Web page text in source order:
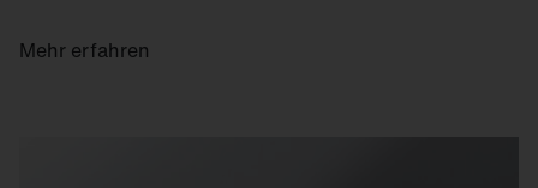
Mehr erfahren